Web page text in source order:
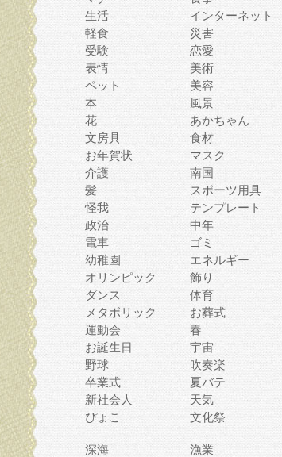
生活
インターネット
軽食
災害
受験
恋愛
表情
美術
ペット
美容
本
風景
花
あかちゃん
文房具
食材
お年賀状
マスク
介護
南国
髪
スポーツ用具
怪我
テンプレート
政治
中年
電車
ゴミ
幼稚園
エネルギー
オリンピック
飾り
ダンス
体育
メタボリック
お葬式
運動会
春
お誕生日
宇宙
野球
吹奏楽
卒業式
夏バテ
新社会人
天気
ぴょこ
文化祭
深海
漁業